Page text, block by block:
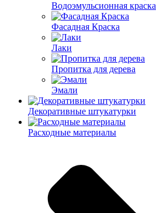
Водоэмульсионная краска
Фасадная Краска
Лаки
Пропитка для дерева
Эмали
Декоративные штукатурки
Расходные материалы